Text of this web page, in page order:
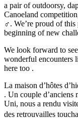
a pair of outdoorsy,
Canoeland
‍♂️️. We’re proud of
beginning of new
We look forward to
wonderful encounters
here too .
La maison d’hôtes
. Un couple d’anciens
Uni, nous a rendu
des retrouvailles